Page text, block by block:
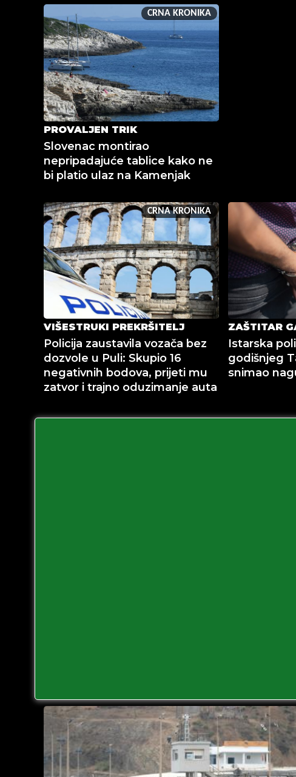
CRNA KRONIKA
PROVALJEN TRIK
Slovenac montirao
nepripadajuće tablice kako ne
bi platio ulaz na Kamenjak
CRNA KRONIKA
VIŠESTRUKI PREKRŠITELJ
Policija zaustavila vozača bez
dozvole u Puli: Skupio 16
negativnih bodova, prijeti mu
zatvor i trajno oduzimanje auta
ZAŠTITAR
Istarska
godišnjeg
snimao